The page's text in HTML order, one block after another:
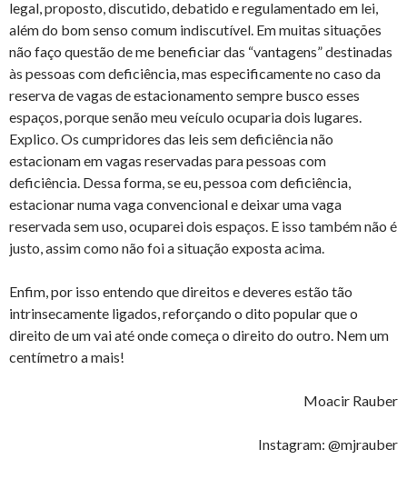
legal, proposto, discutido, debatido e regulamentado em lei,
além do bom senso comum indiscutível. Em muitas situações
não faço questão de me beneficiar das “vantagens” destinadas
às pessoas com deficiência, mas especificamente no caso da
reserva de vagas de estacionamento sempre busco esses
espaços, porque senão meu veículo ocuparia dois lugares.
Explico. Os cumpridores das leis sem deficiência não
estacionam em vagas reservadas para pessoas com
deficiência. Dessa forma, se eu, pessoa com deficiência,
estacionar numa vaga convencional e deixar uma vaga
reservada sem uso, ocuparei dois espaços. E isso também não é
justo, assim como não foi a situação exposta acima.
Enfim, por isso entendo que direitos e deveres estão tão
intrinsecamente ligados, reforçando o dito popular que o
direito de um vai até onde começa o direito do outro. Nem um
centímetro a mais!
Moacir Rauber
Instagram: @mjrauber